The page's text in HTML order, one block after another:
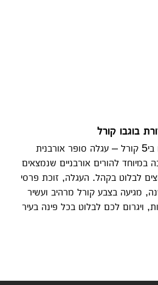
בוגבו קורל
בוגבו מציגה את בוגבו בי5 קורל – עגלה סופר אורבנית
במיוחד להורים אורבניים שנמצאים
לבלוט בקהל. העגלה, זוכת פרסי
מגיעה בצבע קורל מרהיב ועשיר
ויגרום לכם לבלוט בכל פינה בעיר